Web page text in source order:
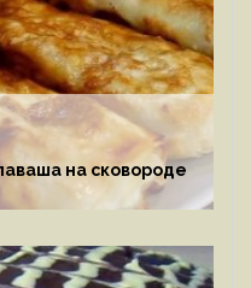
на сковороде